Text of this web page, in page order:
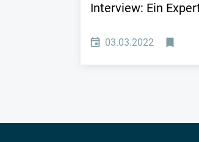
Interview: Ein
03.03.2022